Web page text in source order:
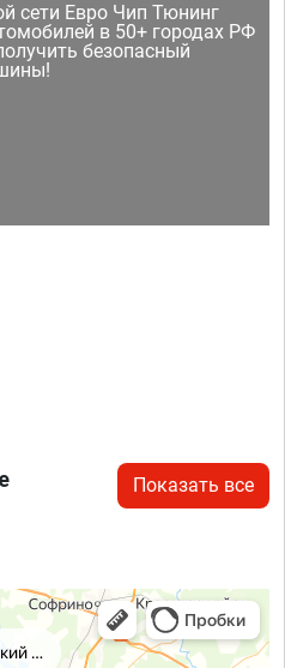
сети Евро Чип Тюнинг
в 50+ городах РФ
безопасный
Показать все